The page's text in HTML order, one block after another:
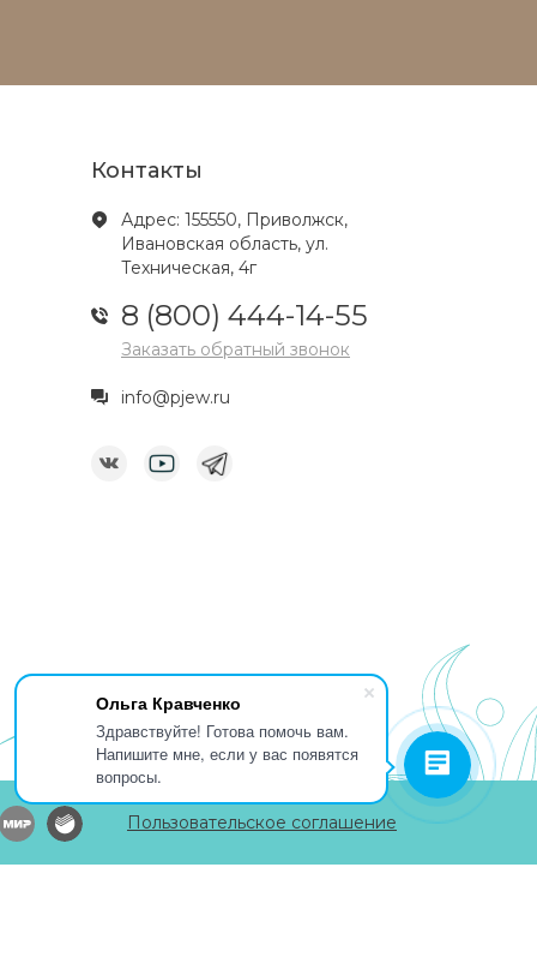
Ольга Кравченко
Здравствуйте! Готова помочь вам.
Напишите мне, если у вас появятся
вопросы.
Контакты
Адрес: 155550, Приволжск,
Ивановская область, ул.
Техническая, 4г
8 (800) 444-14-55
Заказать обратный звонок
info@pjew.ru
Пользовательское соглашение